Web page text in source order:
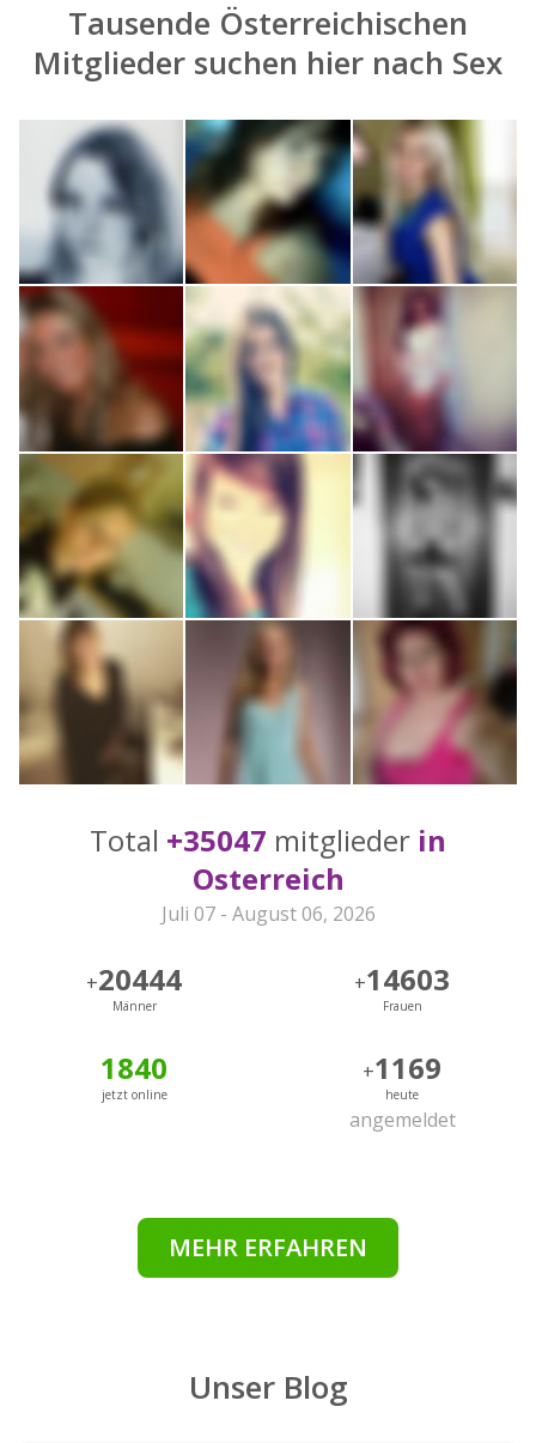
Tausende Österreichischen
Mitglieder suchen hier nach Sex
Total +35047 mitglieder in
Osterreich
Juli 07 - August 06, 2026
+20444
Männer
+14603
Frauen
1840
jetzt online
+1169
heute
angemeldet
MEHR ERFAHREN
Unser Blog